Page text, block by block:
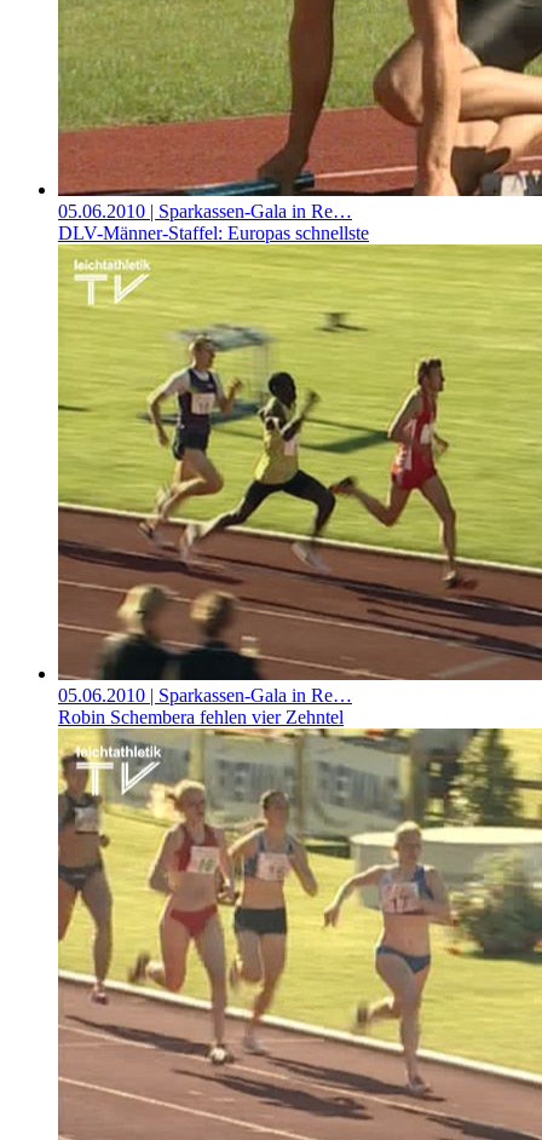
05.06.2010 | Sparkassen-Gala in Re…
DLV-Männer-Staffel: Europas schnellste
05.06.2010 | Sparkassen-Gala in Re…
Robin Schembera fehlen vier Zehntel